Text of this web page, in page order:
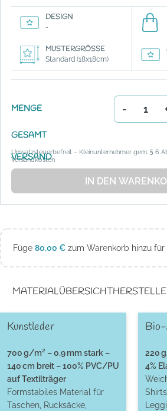
DESIGN
-
MUSTERGRÖSSE
Standard (18x18cm)
MENGE -
GESAMT
Umsatzsteuerbefreit – Kleinunternehmer gem. § 6
Versandkosten
VERSAND
IN DEN
Füge 80,00 € zum Warenkorb hinzu
MATERIALÜBERSICHT
Kunstleder
700 g/m² – 0,9 mm stark –
140 cm breit – 100% PVC/PU
auf Textilträger
Formstabiles Material für
Taschen, Rucksäcke,
Bio-
220
4%